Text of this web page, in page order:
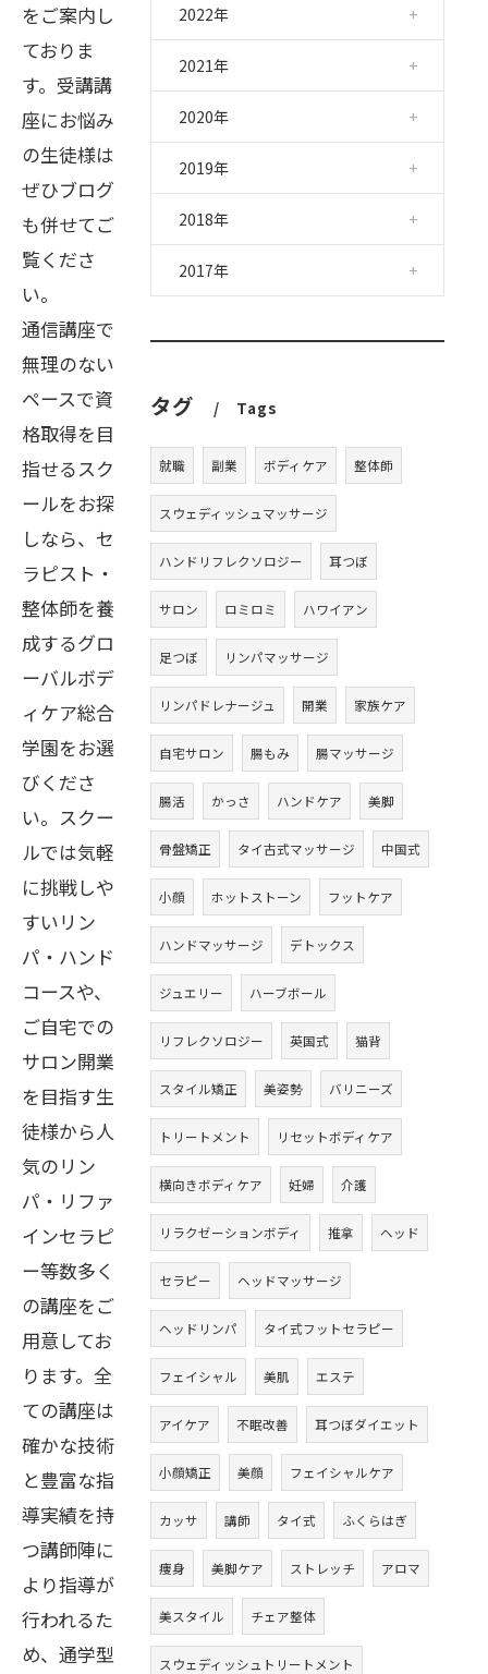
2022年
2021年
2020年
2019年
2018年
2017年
タグ Tags
就職 副業 ボディケア 整体師
スウェディッシュマッサージ
ハンドリフレクソロジー 耳つぼ
サロン ロミロミ ハワイアン
足つぼ リンパマッサージ
リンパドレナージュ 開業 家族ケア
自宅サロン 腸もみ 腸マッサージ
腸活 かっさ ハンドケア 美脚
骨盤矯正 タイ古式マッサージ 中国式
小顔 ホットストーン フットケア
ハンドマッサージ デトックス
ジュエリー ハーブボール
リフレクソロジー 英国式 猫背
スタイル矯正 美姿勢 バリニーズ
トリートメント リセットボディケア
横向きボディケア 妊婦 介護
リラクゼーションボディ 推拿 ヘッド
セラピー ヘッドマッサージ
ヘッドリンパ タイ式フットセラピー
フェイシャル 美肌 エステ
アイケア 不眠改善 耳つぼダイエット
小顔矯正 美顔 フェイシャルケア
カッサ 講師 タイ式 ふくらはぎ
痩身 美脚ケア ストレッチ アロマ
美スタイル チェア整体
スウェディッシュトリートメント
をご案内し
ておりま
す。受講講
座にお悩み
の生徒様は
ぜひブログ
も併せてご
覧くださ
い。
通信講座で
無理のない
ペースで資
格取得を目
指せるスク
ールをお探
しなら、セ
ラピスト・
整体師を養
成するグロ
ーバルボデ
ィケア総合
学園をお選
びくださ
い。スクー
ルでは気軽
に挑戦しや
すいリン
パ・ハンド
コースや、
ご自宅での
サロン開業
を目指す生
徒様から人
気のリン
パ・リファ
インセラピ
ー等数多く
の講座をご
用意してお
ります。全
ての講座は
確かな技術
と豊富な指
導実績を持
つ講師陣に
より指導が
行われるた
め、通学型